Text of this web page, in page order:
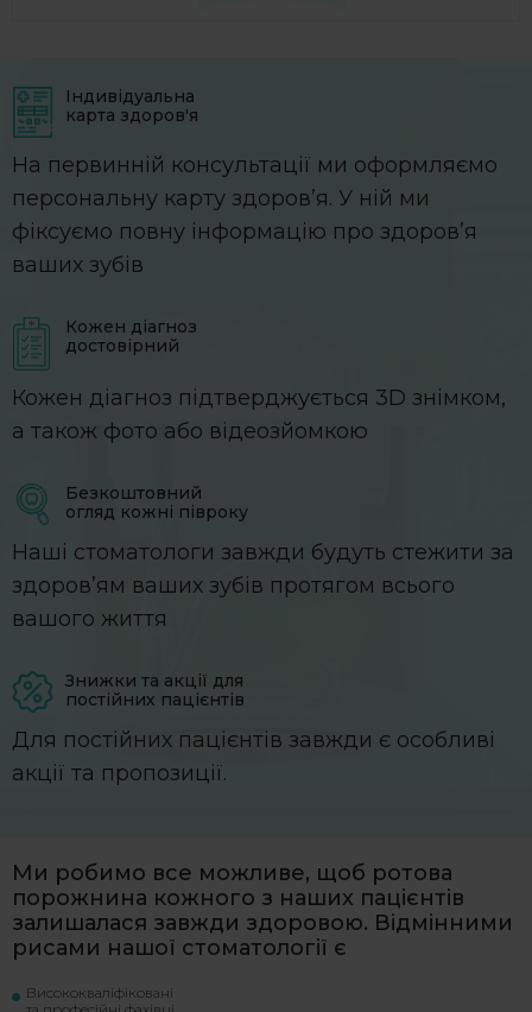
Індивідуальна
карта здоров'я
На первинній консультації ми оформляємо
персональну карту здоров’я. У ній ми
фіксуємо повну інформацію про здоров’я
ваших зубів
Кожен діагноз
достовірний
Кожен діагноз підтверджується 3D знімком,
а також фото або відеозйомкою
Безкоштовний
огляд кожні півроку
Наші стоматологи завжди будуть стежити за
здоров’ям ваших зубів протягом всього
вашого життя
Знижки та акції для
постійних пацієнтів
Для постійних пацієнтів завжди є особливі
акції та пропозиції.
Ми робимо все можливе, щоб ротова
порожнина кожного з наших пацієнтів
залишалася завжди здоровою. Відмінними
рисами нашої стоматології є
Висококваліфіковані